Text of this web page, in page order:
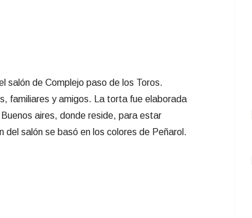
salón de Complejo paso de los Toros.
familiares y amigos. La torta fue elaborada
aires, donde reside, para estar
del salón se basó en los colores de Peñarol.